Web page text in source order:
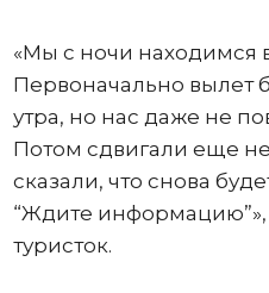
«Мы с ночи находимся
Первоначально вылет
утра, но нас даже не
Потом сдвигали еще
сказали, что снова
“Ждите информацию”»,
туристок.